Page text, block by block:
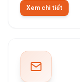
Xem chi tiết